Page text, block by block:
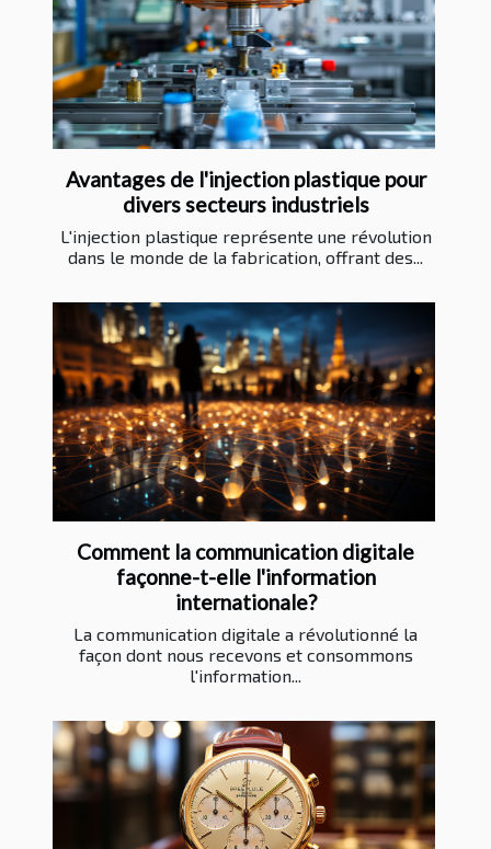
Avantages de l'injection plastique pour
divers secteurs industriels
L'injection plastique représente une révolution
dans le monde de la fabrication, offrant des...
Comment la communication digitale
façonne-t-elle l'information
internationale?
La communication digitale a révolutionné la
façon dont nous recevons et consommons
l'information...